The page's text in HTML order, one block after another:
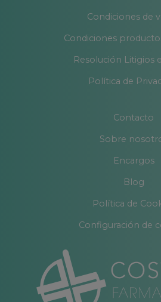
Condiciones de
Condiciones
Resolución Litigios
Política de
Contacto
Sobre
Encargos
Blog
Política de
Configuración de